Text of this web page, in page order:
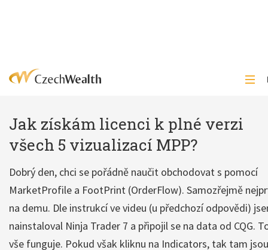
Jak získám licenci k plné verzi
všech 5 vizualizací MPP?
Dobrý den, chci se pořádně naučit obchodovat s pomocí
MarketProfile a FootPrint (OrderFlow). Samozřejmě
na demu. Dle instrukcí ve videu (u předchozí odpovědi)
nainstaloval Ninja Trader 7 a připojil se na data od CQG.
vše funguje. Pokud však kliknu na Indicators, tak tam jsou